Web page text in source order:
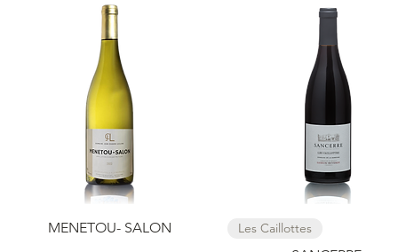
Snel overzicht
MENETOU- SALON Snel overzicht
Les Caillottes